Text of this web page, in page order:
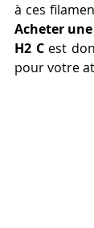
Acheter
H2 C est
pour votre